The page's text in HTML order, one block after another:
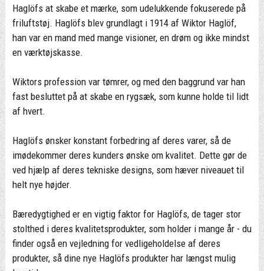
Haglöfs at skabe et mærke, som udelukkende fokuserede på
friluftstøj. Haglöfs blev grundlagt i 1914 af Wiktor Haglöf,
han var en mand med mange visioner, en drøm og ikke mindst
en værktøjskasse.
Wiktors profession var tømrer, og med den baggrund var han
fast besluttet på at skabe en rygsæk, som kunne holde til lidt
af hvert.
Haglöfs ønsker konstant forbedring af deres varer, så de
imødekommer deres kunders ønske om kvalitet. Dette gør de
ved hjælp af deres tekniske designs, som hæver niveauet til
helt nye højder.
Bæredygtighed er en vigtig faktor for Haglöfs, de tager stor
stolthed i deres kvalitetsprodukter, som holder i mange år - du
finder også en vejledning for vedligeholdelse af deres
produkter, så dine nye Haglöfs produkter har længst mulig